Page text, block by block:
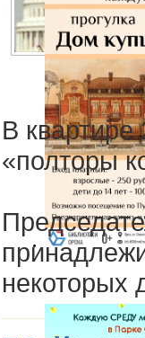
В
«полторы
некоторых